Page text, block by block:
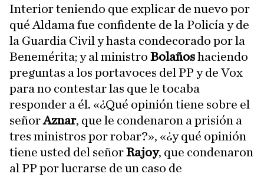
Interior teniendo que explicar de nuevo por
qué Aldama fue confidente de la Policía y de
la Guardia Civil y hasta condecorado por la
Benemérita; y al ministro Bolañoshaciendo
preguntas a los portavoces del PP y de Vox
para no contestar las que le tocaba
responder a él. «¿Qué opinión tiene sobre el
señorAznar, que le condenaron a prisión a
tres ministros por robar?», «¿y qué opinión
tiene usted del señorRajoy, que condenaron
al PP por lucrarse de un caso de